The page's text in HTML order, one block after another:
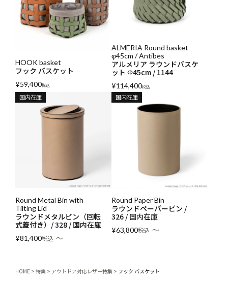
HOOK basket
フック バスケット
¥59,400税込
ALMERIA Round basket
φ45cm / Antibes
アルメリア ラウンドバスケ
ット Φ45cm / 1144
¥114,400税込
Round Metal Bin with
Tilting Lid
ラウンドメタルビン（回転
式蓋付き）/ 328 / 国内在庫
国内在庫
¥81,400税込 〜
Round Paper Bin
ラウンドペーパービン /
326 / 国内在庫
国内在庫
¥63,800税込 〜
HOME 特集 アウトドア対応レザー特集
フック バスケット